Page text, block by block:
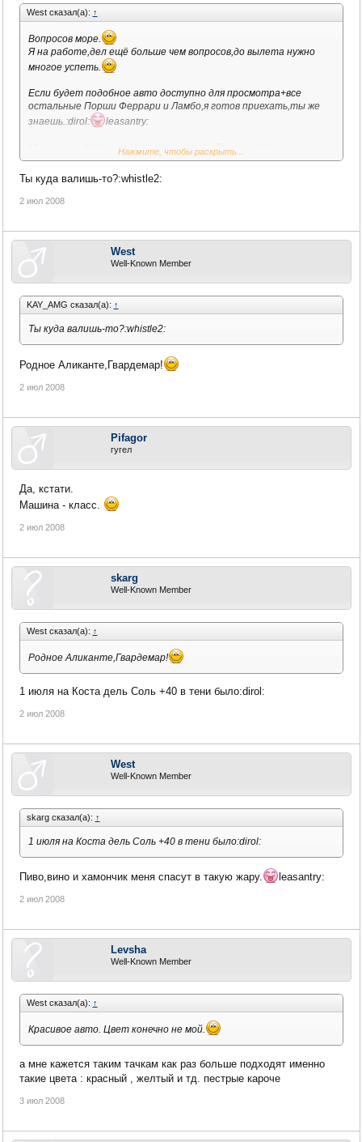
West сказал(а): ↑
Вопросов море.
Я на работе,дел ещё больше чем вопросов,до вылета нужно
многое успеть.
Если будет подобное авто доступно для просмотра+все
остальные Порши Феррари и Ламбо,я готов приехать,ты же
знаешь.:dirol:
leasantry:
Мне такие фотки противопоказанны. Душа моя пока не в
монстре,я в печале и хандре.:dirol:
Нажмите, чтобы раскрыть...
Ты куда валишь-то?:whistle2:
2 июл 2008
West
Well-Known Member
KAY_AMG сказал(а): ↑
Ты куда валишь-то?:whistle2:
Родное Аликанте,Гвардемар!
2 июл 2008
Pifagor
гугел
Да, кстати.
Машина - класс.
2 июл 2008
skarg
Well-Known Member
West сказал(а): ↑
Родное Аликанте,Гвардемар!
1 июля на Коста дель Соль +40 в тени было:dirol:
2 июл 2008
West
Well-Known Member
skarg сказал(а): ↑
1 июля на Коста дель Соль +40 в тени было:dirol:
Пиво,вино и хамончик меня спасут в такую жару. leasantry:
2 июл 2008
Levsha
Well-Known Member
West сказал(а): ↑
Красивое авто. Цвет конечно не мой.
а мне кажется таким тачкам как раз больше подходят именно
такие цвета : красный , желтый и тд. пестрые кароче
3 июл 2008